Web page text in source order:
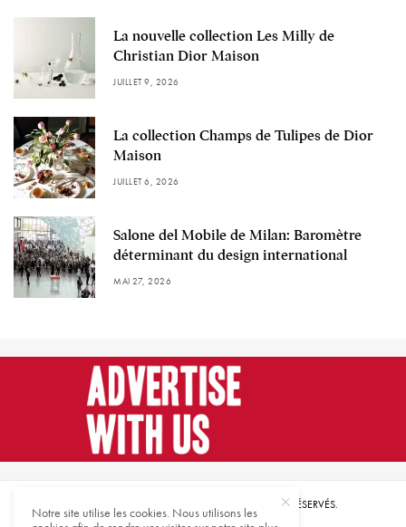
La nouvelle collection Les Milly de
Christian Dior Maison
JUILLET 9, 2026
La collection Champs de Tulipes de Dior
Maison
JUILLET 6, 2026
Salone del Mobile de Milan: Baromètre
déterminant du design international
MAI 27, 2026
© 2021 HARMONIES MAGAZINE. TOUS DROITS RÉSERVÉS.
Notre site utilise les cookies. Nous utilisons les